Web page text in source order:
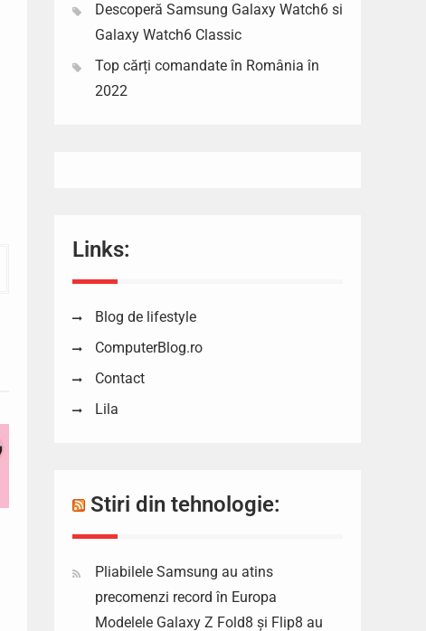
Descoperă Samsung Galaxy Watch6 si
Galaxy Watch6 Classic
Top cărți comandate în România în
2022
Links:
Blog de lifestyle
ComputerBlog.ro
Contact
Lila
Stiri din tehnologie:
Pliabilele Samsung au atins
precomenzi record în Europa
Modelele Galaxy Z Fold8 și Flip8 au